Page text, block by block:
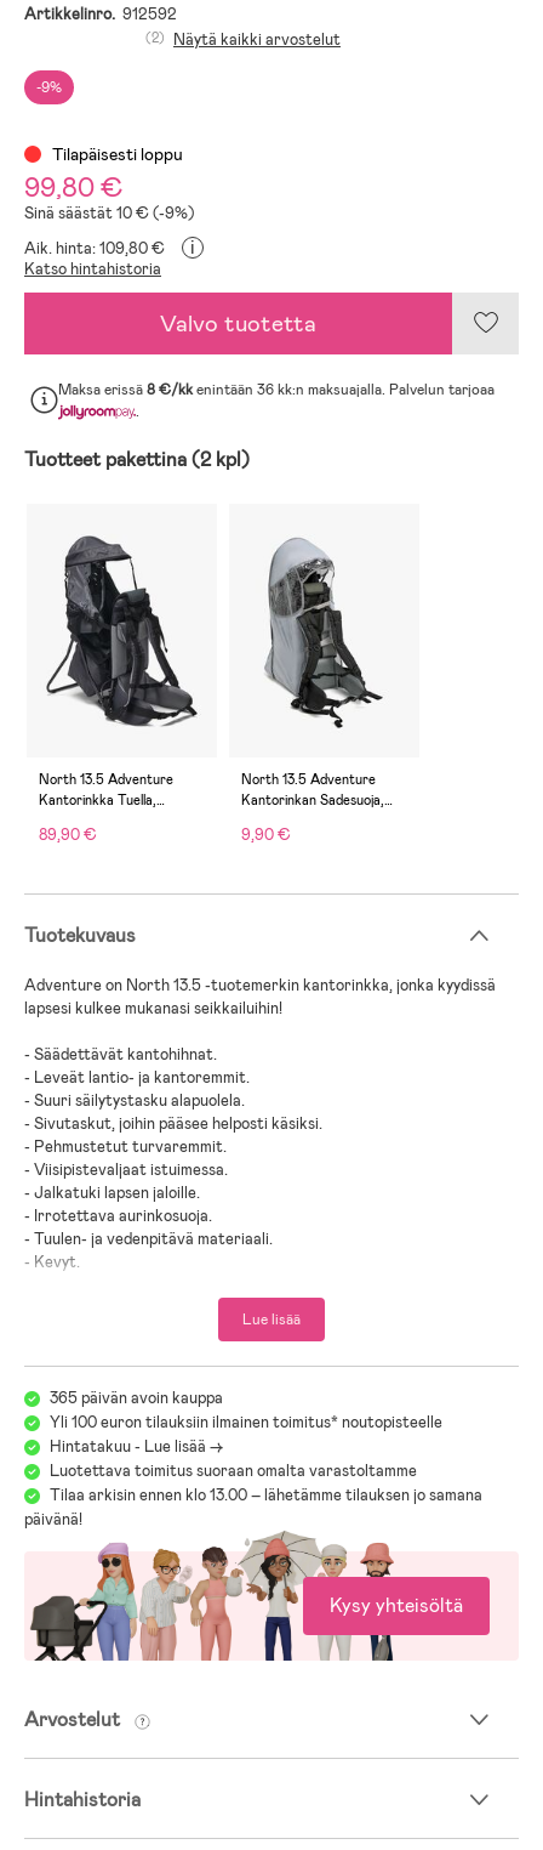
Artikkelinro. 912592
-9%
(2) Näytä kaikki arvostelut
Tilapäisesti loppu
99,80 €
Sinä säästät 10 € (-9%)
Aik. hinta: 109,80 €
i
Katso hintahistoria
Valvo tuotetta
Maksa erissä8 €/kkenintään 36 kk:n maksuajalla. Palvelun tarjoaa
.
Tuotteet pakettina (2 kpl)
North 13.5 Adventure
Kantorinkka Tuella,
89,90 €
North 13.5 Adventure
Kantorinkan Sadesuoja,
9,90 €
Tuotekuvaus
Adventure on North 13.5 -tuotemerkin kantorinkka, jonka kyydissä
lapsesi kulkee mukanasi seikkailuihin!
- Säädettävät kantohihnat.
- Leveät lantio- ja kantoremmit.
- Suuri säilytystasku alapuolela.
- Sivutaskut, joihin pääsee helposti käsiksi.
- Pehmustetut turvaremmit.
- Viisipistevaljaat istuimessa.
- Jalkatuki lapsen jaloille.
- Irrotettava aurinkosuoja.
- Tuulen- ja vedenpitävä materiaali.
- Kevyt.
- Taittuu pieneen kokoon säilytystä varten.
- Sisältää kantorinkan sadesuojan.
Enimmäiskuormitus: 18 kg.
Mitat: leveys 30 cm, korkeus noin 70–90 cm.
Paino: noin 3 kg.
Lue lisää pakettiin sisältyvistä tuotteista klikkaamalla kuvakkeita!
Lue lisää
365 päivän avoin kauppa
Yli 100 euron tilauksiin ilmainen toimitus* noutopisteelle
Hintatakuu - Lue lisää ->
Luotettava toimitus suoraan omalta varastoltamme
Tilaa arkisin ennen klo 13.00 – lähetämme tilauksen jo samana
päivänä!
Kysy yhteisöltä
Arvostelut
Hintahistoria